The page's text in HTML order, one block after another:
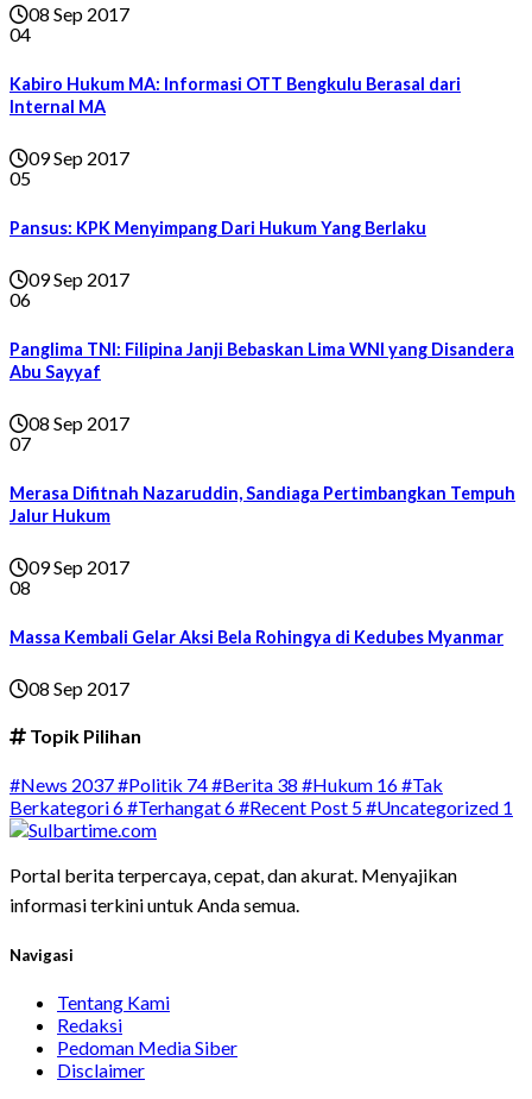
08 Sep 2017
04
Kabiro Hukum MA: Informasi OTT Bengkulu Berasal dari
Internal MA
09 Sep 2017
05
Pansus: KPK Menyimpang Dari Hukum Yang Berlaku
09 Sep 2017
06
Panglima TNI: Filipina Janji Bebaskan Lima WNI yang Disandera
Abu Sayyaf
08 Sep 2017
07
Merasa Difitnah Nazaruddin, Sandiaga Pertimbangkan Tempuh
Jalur Hukum
09 Sep 2017
08
Massa Kembali Gelar Aksi Bela Rohingya di Kedubes Myanmar
08 Sep 2017
Topik Pilihan
#News 2037#Politik 74#Berita 38 #Hukum 16#Tak
Berkategori6#Terhangat6#Recent Post 5#Uncategorized 1
Portal berita terpercaya, cepat, dan akurat. Menyajikan
informasi terkini untuk Anda semua.
Navigasi
Tentang Kami
Redaksi
Pedoman Media Siber
Disclaimer